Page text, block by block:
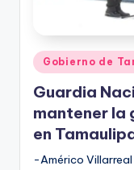
Publicado
en
Gobierno de
Guardia
mantener la
en
-Américo